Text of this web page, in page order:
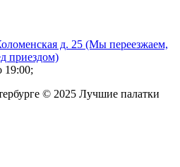
д. 25 (Мы переезжаем,
приездом)
19:00;
© 2025 Лучшие палатки